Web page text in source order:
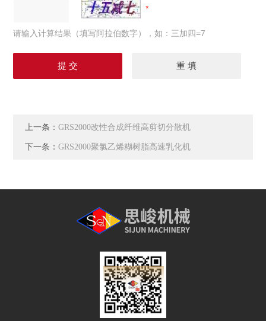
请输入计算结果（填写阿拉伯数字），如：三加四=7
上一条：GRS2000改性合成纤维高剪切分散机
下一条：GRS2000聚氯乙烯糊树脂高速乳化机